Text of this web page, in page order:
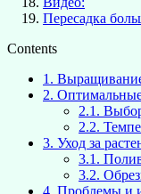
Пересадка
Contents
1.
2. Оптимальные
2.1.
2.2.
3. Уход за
3.1.
3.2.
4. Проблемы и